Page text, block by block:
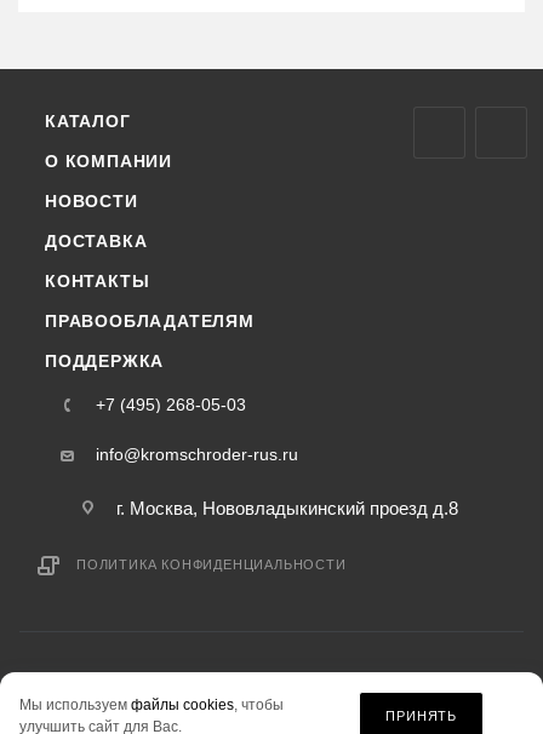
КАТАЛОГ
О КОМПАНИИ
НОВОСТИ
ДОСТАВКА
КОНТАКТЫ
ПРАВООБЛАДАТЕЛЯМ
ПОДДЕРЖКА
+7 (495) 268-05-03
info@kromschroder-rus.ru
г. Москва, Нововладыкинский проезд д.8
ПОЛИТИКА КОНФИДЕНЦИАЛЬНОСТИ
информация на сайте «kromschroder-rus.ru» не является публичной офертой.
Мы используем файлы cookies, чтобы
улучшить сайт для Вас.
ПРИНЯТЬ